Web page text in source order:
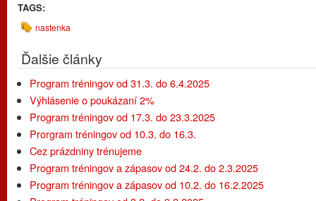
TAGS:
nastenka
Ďalšie články
Program tréningov od 31.3. do 6.4.2025
Výhlásenie o poukázaní 2%
Program tréningov od 17.3. do 23.3.2025
Prorgram tréningov od 10.3. do 16.3.
Cez prázdniny trénujeme
Program tréningov a zápasov od 24.2. do 2.3.2025
Program tréningov a zápasov od 10.2. do 16.2.2025